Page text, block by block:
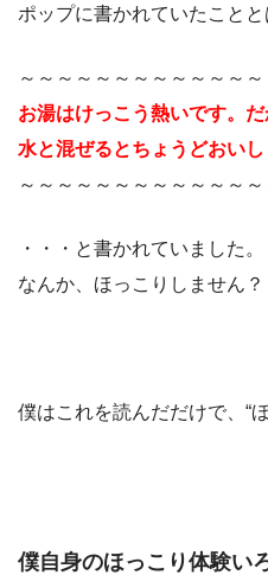
ポップに書かれていたことと
～～～～～～～～～～～～
お湯はけっこう熱いです。だ
水と混ぜるとちょうどおいし
～～～～～～～～～～～～
・・・と書かれていました。
なんか、ほっこりしません？
僕はこれを読んだだけで、“
僕自身のほっこり体験い